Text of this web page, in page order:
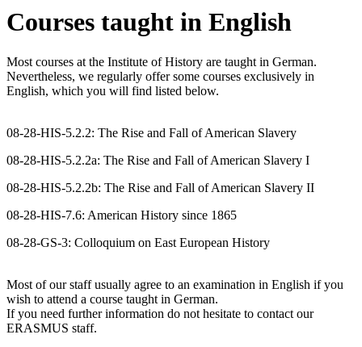
Courses taught in English
Most courses at the Institute of History are taught in German.
Nevertheless, we regularly offer some courses exclusively in
English, which you will find listed below.
08-28-HIS-5.2.2: The Rise and Fall of American Slavery
08-28-HIS-5.2.2a: The Rise and Fall of American Slavery I
08-28-HIS-5.2.2b: The Rise and Fall of American Slavery II
08-28-HIS-7.6: American History since 1865
08-28-GS-3: Colloquium on East European History
Most of our staff usually agree to an examination in English if you
wish to attend a course taught in German.
If you need further information do not hesitate to contact our
ERASMUS staff.